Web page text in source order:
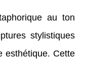
au ton
stylistiques
esthétique. Cette